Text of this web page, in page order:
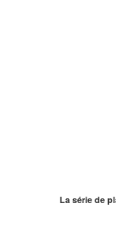
La série de